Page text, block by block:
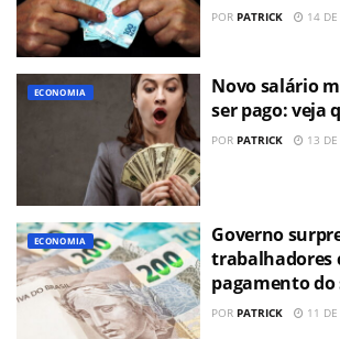
POR PATRICK 14 DE
ECONOMIA
Novo salário
ser pago: veja
POR PATRICK 13 DE
ECONOMIA
Governo
trabalhadores
pagamento
POR PATRICK 11 DE